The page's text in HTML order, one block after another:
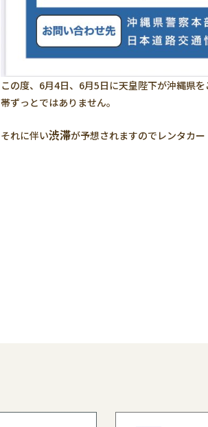
この度、6月4日、6月5日に天皇陛下が沖縄県
帯ずっとではありません。
それに伴い渋滞が予想されますのでレンタカ